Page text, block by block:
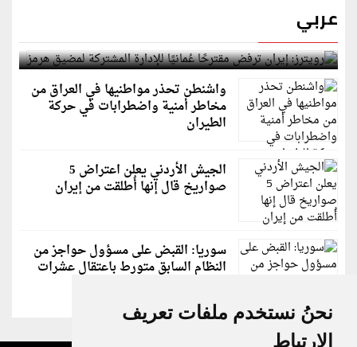
نحنُ نستخدم ملفات تعريف
الارتباط
عربي
رويترز: إيران ترفض مقترحًا عُمانيًا للإدارة المشتركة
لمضيق هرمز
واشنطن تحذر مواطنيها في العراق من
مخاطر أمنية واضطرابات في حركة
الطيران
الجيش الأردني يعلن اعتراض 5
صواريخ قال إنها أُطلقت من إيران
سوريا: القبض على مسؤول حواجز من
النظام السابق متورط باعتقال عشرات